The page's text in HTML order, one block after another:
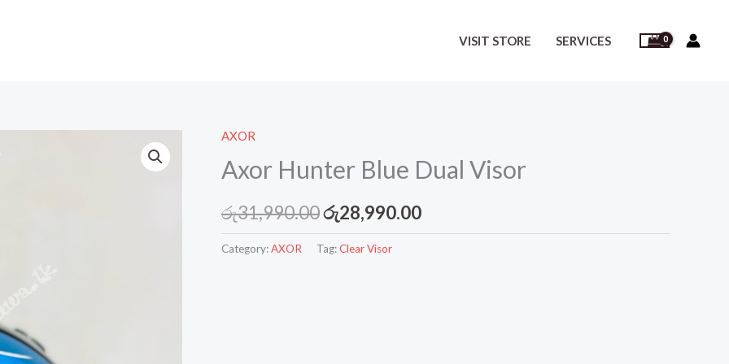
VISIT STORE SERVICES
AXOR
Axor Hunter Blue Dual Visor
රු31,990.00Original
price
රු28,990.00Current
Category:AXOR Tag:Clear Visor